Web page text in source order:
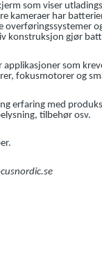
som viser
kameraer har
konstruksjon gjør
som
fokusmotorer og
erfaring med
tilbehør osv.